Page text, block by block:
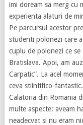
imi doream sa merg cu
experienta alaturi de
Pe parcursul acestor
studenti polonezi care
cuplu de polonezi ce
Bratislava. Apoi, am
Carpatic”. La acel
ceva stiintifico-fantastic.
Calatoria din Romania
multe aspecte: aveam
neadecvat si nu eram